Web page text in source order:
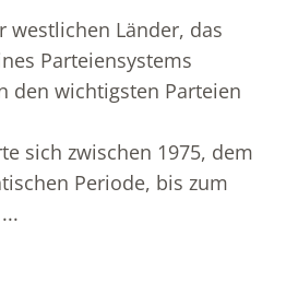
westlichen Länder, das
Parteiensystems
den wichtigsten Parteien
sich zwischen 1975, dem
Periode, bis zum